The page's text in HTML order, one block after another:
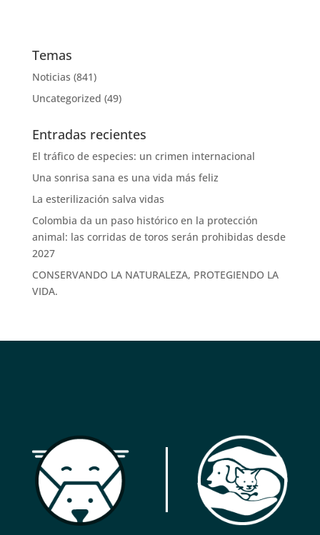
Temas
Noticias (841)
Uncategorized (49)
Entradas recientes
El tráfico de especies: un crimen internacional
Una sonrisa sana es una vida más feliz
La esterilización salva vidas
Colombia da un paso histórico en la protección
animal: las corridas de toros serán prohibidas desde
2027
CONSERVANDO LA NATURALEZA, PROTEGIENDO LA
VIDA.